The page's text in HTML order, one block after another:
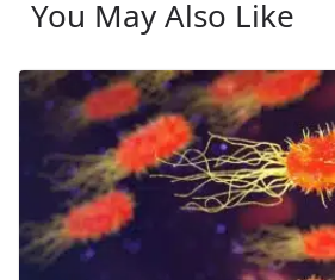
You May Also Like